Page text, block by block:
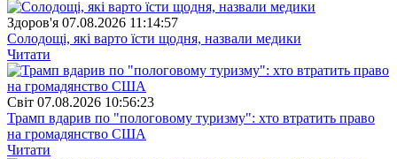
Здоров'я 07.08.2026 11:14:57
Солодощі, які варто їсти щодня, назвали медики
Читати
Свiт 07.08.2026 10:56:23
Трамп вдарив по "пологовому туризму": хто втратить право
на громадянство США
Читати